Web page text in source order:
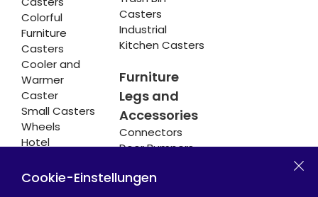
Colorful
Furniture
Casters
Cooler and
Warmer
Caster
Small Casters
Wheels
Hotel
Casters
Casters
Industrial
Kitchen Casters
Furniture
Legs and
Accessories
Connectors
Door Bumpers
Cookie-Einstellungen